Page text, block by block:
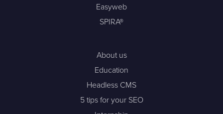
Easyweb
SPIRA®
About us
Education
Headless CMS
5 tips for your SEO